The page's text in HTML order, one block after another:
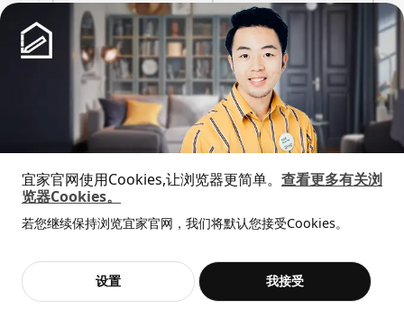
宽度
32 厘米
包装信息
展开更多
新品
限定款
抱歉，该商品在所选地区暂时缺货。
客服
加入购物袋 立即购买
价格透明，设计专业，现货供应
不，谢谢 立即预约
宜家官网使用Cookies,让浏览器更简单。 查看更多有关浏
览器Cookies。
若您继续保持浏览宜家官网，我们将默认您接受Cookies。
设置 我接受